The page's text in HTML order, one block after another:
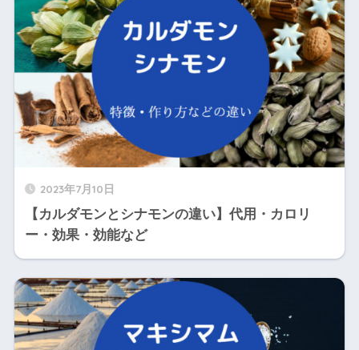
2023年7月10日
【カルダモンとシナモンの違い】代用・カロリ
ー・効果・効能など